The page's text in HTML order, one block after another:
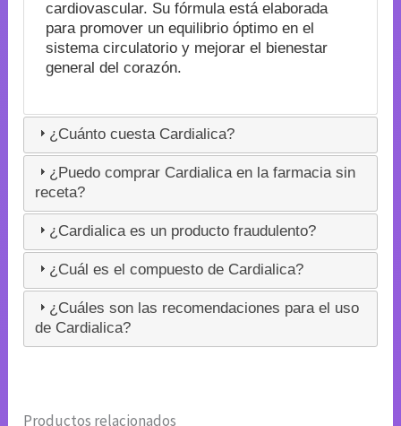
cardiovascular. Su fórmula está elaborada
para promover un equilibrio óptimo en el
sistema circulatorio y mejorar el bienestar
general del corazón.
¿Cuánto cuesta Cardialica?
¿Puedo comprar Cardialica en la farmacia sin
receta?
¿Cardialica es un producto fraudulento?
¿Cuál es el compuesto de Cardialica?
¿Cuáles son las recomendaciones para el uso
de Cardialica?
Productos relacionados